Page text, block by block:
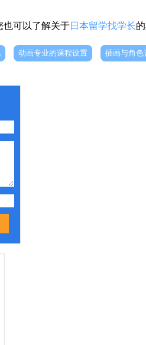
也可以了解关于日本留学找学长
动画专业的课程设置 插画与角色